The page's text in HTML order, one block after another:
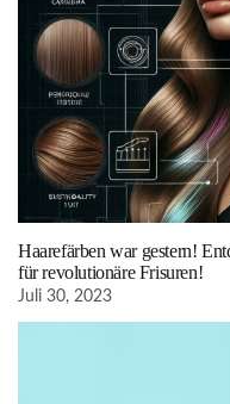
Haarefärben war gestern!
für revolutionäre Frisuren!
Juli 30, 2023